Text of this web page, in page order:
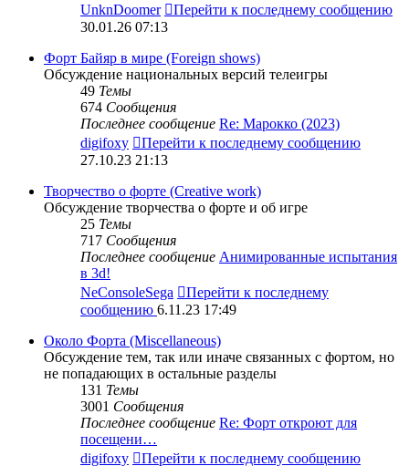
UnknDoomer
Перейти к последнему сообщению
30.01.26 07:13
Форт Байяр в мире (Foreign shows)
Обсуждение национальных версий телеигры
49 Темы
674 Сообщения
Последнее сообщение Re: Марокко (2023)
digifoxy
Перейти к последнему сообщению
27.10.23 21:13
Творчество о форте (Creative work)
Обсуждение творчества о форте и об игре
25 Темы
717 Сообщения
Последнее сообщение Анимированные испытания
в 3d!
NeConsoleSega
Перейти к последнему
сообщению 6.11.23 17:49
Около Форта (Miscellaneous)
Обсуждение тем, так или иначе связанных с фортом, но
не попадающих в остальные разделы
131 Темы
3001 Сообщения
Последнее сообщение Re: Форт откроют для
посещени…
digifoxy
Перейти к последнему сообщению